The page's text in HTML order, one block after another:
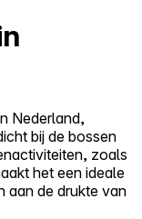
Nederland,
bij de bossen
zoals
het een ideale
aan de drukte van